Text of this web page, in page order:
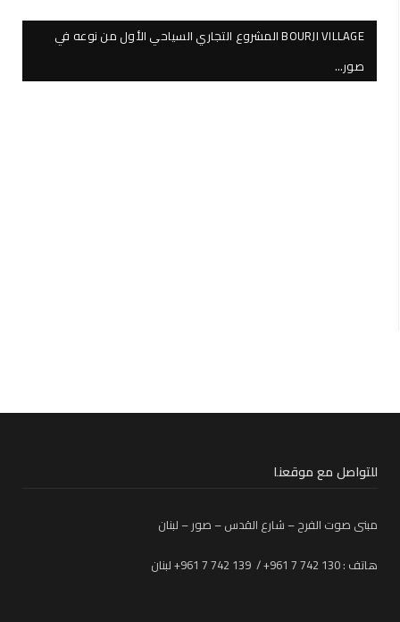
BOURJI VILLAGE المشروع التجاري السياحي الأول من نوعه في
صور…
للتواصل مع موقعنا
مبنى صوت الفرح – شارع القدس – صور – لبنان
هاتف : 130 742 7 961+ / 139 742 7 961+ لبنان